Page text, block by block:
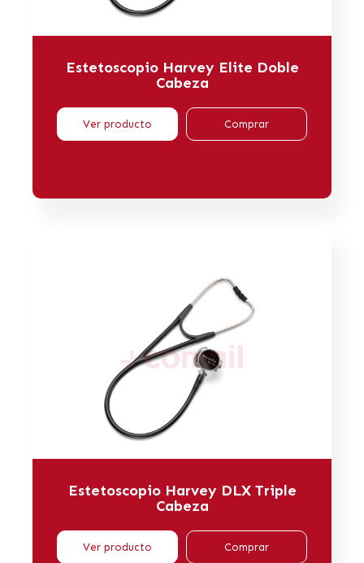
Estetoscopio Harvey Elite Doble
Cabeza
Ver producto Comprar
Estetoscopio Harvey DLX Triple
Cabeza
Ver producto Comprar